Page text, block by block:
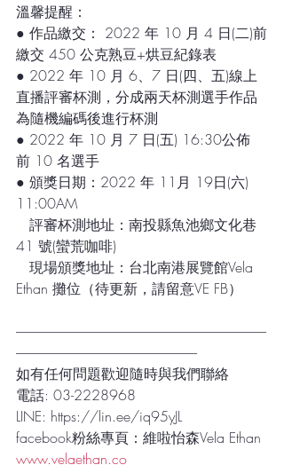
溫馨提醒：
● 作品繳交： 2022 年 10 月 4 日(二)前
繳交 450 公克熟豆+烘豆紀錄表
● 2022 年 10 月 6、7 日(四、五)線上
直播評審杯測，分成兩天杯測選手作品
為隨機編碼後進行杯測
● 2022 年 10 月 7 日(五) 16:30公佈
前 10 名選手
● 頒獎日期：2022 年 11月 19日(六)
11:00AM
41 號(蠻荒咖啡)
Ethan 攤位（待更新，請留意VE FB）
----------------------------------------------------------------------------------------------
--------------------------------------------------------------------
如有任何問題歡迎隨時與我們聯絡
電話: 03-2228968
LINE: https://lin.ee/iq95yJL
facebook粉絲專頁：維啦怡森Vela Ethan
www.velaethan.co